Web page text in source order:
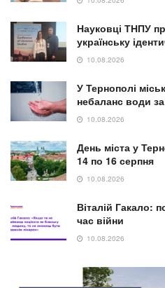
Науковці ТНПУ
українську
10.08.2026
У Тернополі
небаланс води
10.08.2026
День міста у
14 по 16 серпня
10.08.2026
Віталій Гакало:
час війни
10.08.2026